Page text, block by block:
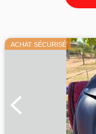
ACHAT SÉCURISÉ